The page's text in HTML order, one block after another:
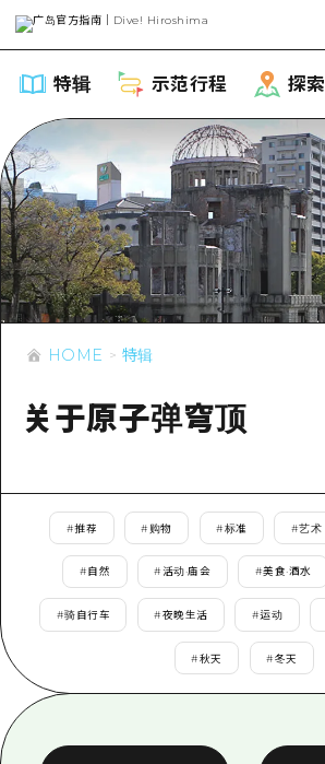
特辑 示范行程 探索
特辑
列表
推荐
活动·庙会
骑自行车
购物
运动
夜晚生活
世界遗产
学习·体验
示范行程
列表
Dive!Hiroshima官
广岛市内
安艺
答对了
美北
艺北
列表
安艺
答對了
美北
艺北
宫岛周边
活动
应时信息
有用的信息
列表
访问访问
设施拥堵
HOME
HOME 特辑
关于原子弹穹顶
#推荐 # 购物 #标准 #艺术
#自然 #活动·庙会 #美食·酒水
#骑自行车 #夜晚生活 #运动
#秋天 #冬天